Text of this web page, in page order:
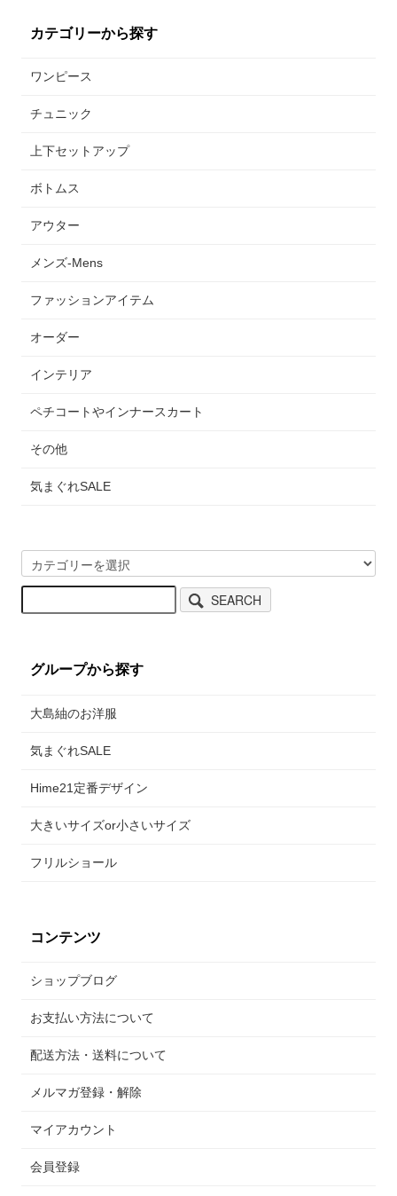
カテゴリーから探す
ワンピース
チュニック
上下セットアップ
ボトムス
アウター
メンズ-Mens
ファッションアイテム
オーダー
インテリア
ペチコートやインナースカート
その他
気まぐれSALE
SEARCH
グループから探す
大島紬のお洋服
気まぐれSALE
Hime21定番デザイン
大きいサイズor小さいサイズ
フリルショール
コンテンツ
ショップブログ
お支払い方法について
配送方法・送料について
メルマガ登録・解除
マイアカウント
会員登録